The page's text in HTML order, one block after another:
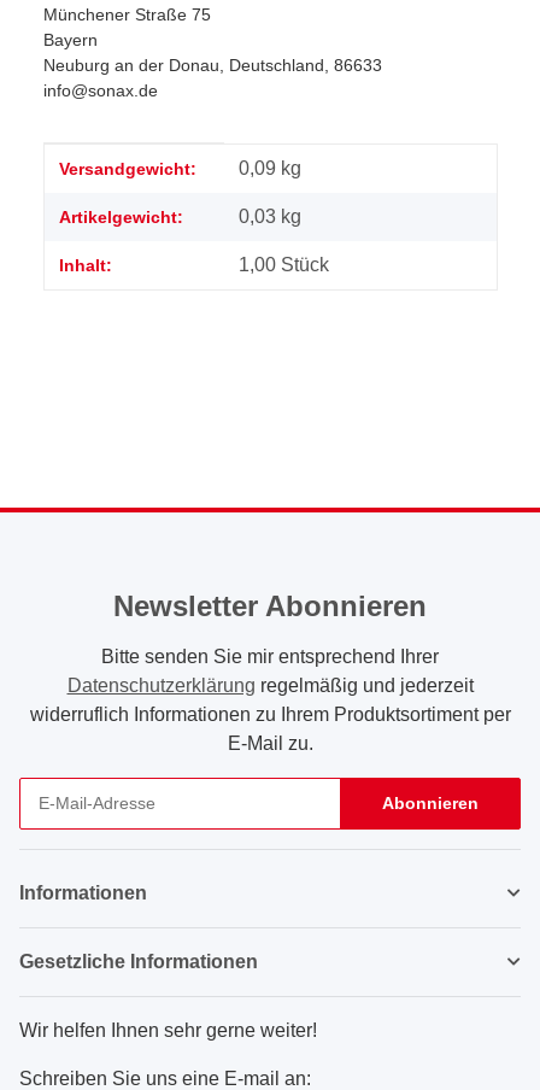
Münchener Straße 75
Bayern
Neuburg an der Donau, Deutschland, 86633
info@sonax.de
Produkteigenschaft
Wert
Versandgewicht: 0,09 kg
Artikelgewicht: 0,03 kg
Inhalt: 1,00 Stück
Newsletter Abonnieren
Bitte senden Sie mir entsprechend Ihrer
Datenschutzerklärung regelmäßig und jederzeit
widerruflich Informationen zu Ihrem Produktsortiment per
E-Mail zu.
Abonnieren
Informationen
Gesetzliche Informationen
Wir helfen Ihnen sehr gerne weiter!
Schreiben Sie uns eine E-mail an: